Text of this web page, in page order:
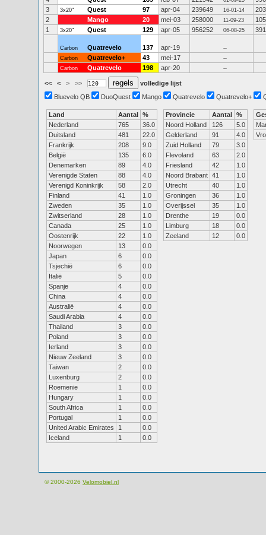
3
3x20" Quest 97 apr-04 239649 16-01-14
2
Mango 20 mei-03 258000 11-09-23
1
3x20" Quest 129 apr-05 956252 06-08-25
Carbon Quatrevelo 137 apr-19
--
Carbon
Quatrevelo+ 43 mei-17
--
Carbon
Quatrevelo 198 apr-20 --
<< < > >>
volledige lijst
Bluevelo QB
DuoQuest Mango Quatrevelo Quatrevelo+
Land Aantal %
Nederland
765
36.0
Duitsland
481
22.0
Frankrijk
208
9.0
België
135
6.0
Denemarken
89
4.0
Verenigde Staten
88
4.0
Verenigd Koninkrijk
58
2.0
Finland
41
1.0
Zweden
35
1.0
Zwitserland
28
1.0
Canada
25
1.0
Oostenrijk
22
1.0
Noorwegen
13
0.0
Japan
6
0.0
Tsjechië
6
0.0
Italië
5
0.0
Spanje
4
0.0
China
4
0.0
Australië
4
0.0
Saudi Arabia
4
0.0
Thailand
3
0.0
Poland
3
0.0
Ierland
3
0.0
Nieuw Zeeland
3
0.0
Taiwan
2
0.0
Luxenburg
2
0.0
Roemenie
1
0.0
Hungary
1
0.0
South Africa
1
0.0
Portugal
1
0.0
United Arabic Emirates
1
0.0
Iceland
1 0.0
Provincie Aantal %
Noord Holland
126
5.0
Gelderland
91
4.0
Zuid Holland
79
3.0
Flevoland
63
2.0
Friesland
42
1.0
Noord Brabant 41
1.0
Utrecht
40
1.0
Groningen
36
1.0
Overijssel
35
1.0
Drenthe
19
0.0
Limburg
18
0.0
Zeeland
12 0.0
© 2000-2026 Velomobiel.nl